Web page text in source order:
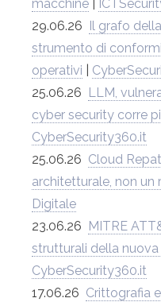
macchine
29.06.26
Il grafo
strumento di
operativi
25.06.26
LLM,
cyber security corre
CyberSecurity360.it
25.06.26 Cloud
architetturale, non un
Digitale
23.06.26
MITRE
strutturali della nuova
CyberSecurity360.it
17.06.26 Crittografia